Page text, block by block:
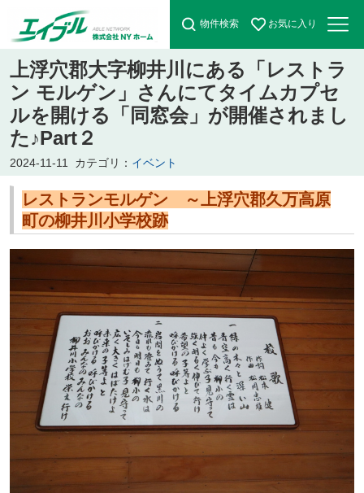
物件検索 お気に入り
上浮穴郡大字柳井川にある「レストラ
ン モルゲン」さんにてタイムカプセ
ルを開ける「同窓会」が開催されまし
た♪Part２
2024-11-11 カテゴリ： イベント
レストランモルゲン ～上浮穴郡久万高原
町の柳井川小学校跡